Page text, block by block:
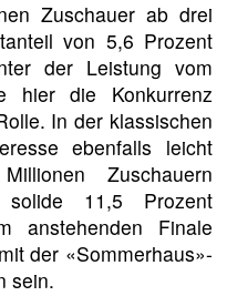
Zuschauer ab drei
von 5,6 Prozent
der Leistung vom
hier die Konkurrenz
In der klassischen
ebenfalls leicht
Zuschauern
11,5 Prozent
anstehenden Finale
der «Sommerhaus»-
sein.